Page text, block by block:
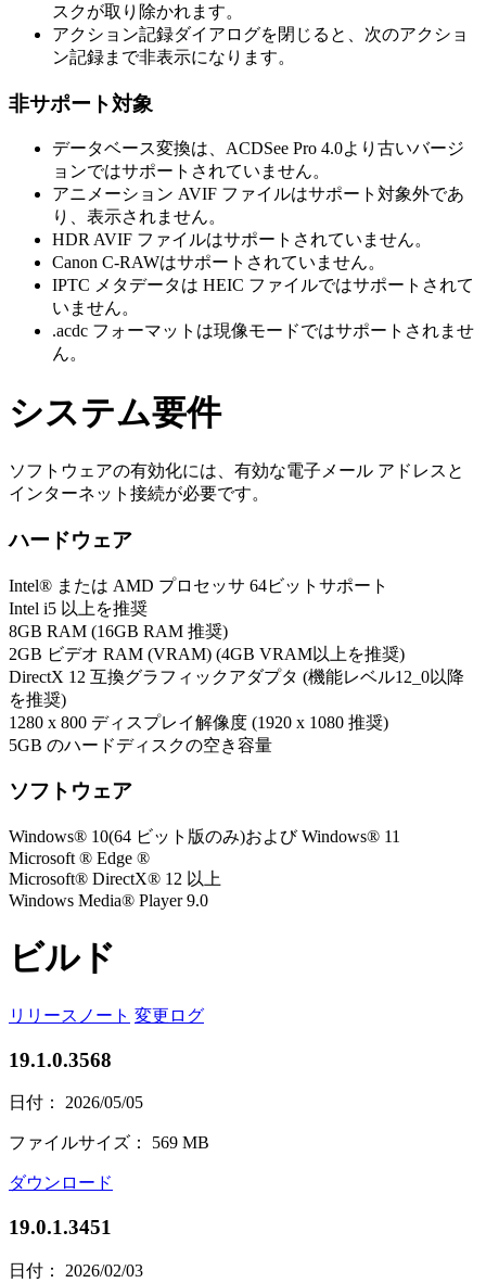
スクが取り除かれます。
アクション記録ダイアログを閉じると、次のアクショ
ン記録まで非表示になります。
非サポート対象
データベース変換は、ACDSee Pro 4.0より古いバージ
ョンではサポートされていません。
アニメーション AVIF ファイルはサポート対象外であ
り、表示されません。
HDR AVIF ファイルはサポートされていません。
Canon C-RAWはサポートされていません。
IPTC メタデータは HEIC ファイルではサポートされて
いません。
.acdc フォーマットは現像モードではサポートされませ
ん。
システム要件
ソフトウェアの有効化には、有効な電子メール アドレスと
インターネット接続が必要です。
ハードウェア
Intel® または AMD プロセッサ 64ビットサポート
Intel i5 以上を推奨
8GB RAM (16GB RAM 推奨)
2GB ビデオ RAM (VRAM) (4GB VRAM以上を推奨)
DirectX 12 互換グラフィックアダプタ (機能レベル12_0以降
を推奨)
1280 x 800 ディスプレイ解像度 (1920 x 1080 推奨)
5GB のハードディスクの空き容量
ソフトウェア
Windows® 10(64 ビット版のみ)および Windows® 11
Microsoft ® Edge ®
Microsoft® DirectX® 12 以上
Windows Media® Player 9.0
ビルド
リリースノート 変更ログ
19.1.0.3568
日付： 2026/05/05
ファイルサイズ： 569 MB
ダウンロード
19.0.1.3451
日付： 2026/02/03